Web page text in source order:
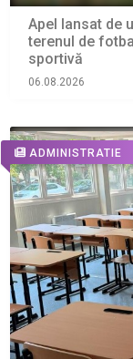
Apel lansat de
terenul de
sportivă
06.08.2026
ADMINISTRATIE